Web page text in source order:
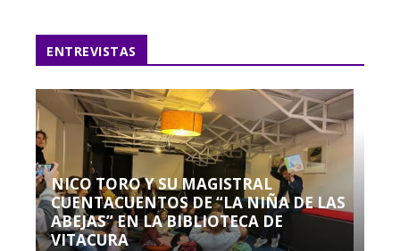
ENTREVISTAS
NICO TORO Y SU MAGISTRAL
CUENTACUENTOS DE “LA NIÑA DE LAS
ABEJAS” EN LA BIBLIOTECA DE
VITACURA